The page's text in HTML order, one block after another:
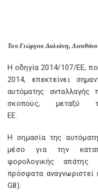
Του Γιώργου Δαλιάνη,
Η οδηγία 2014/107/ΕΕ,
2014, επεκτείνει
αυτόματης ανταλλαγής
σκοπούς,
Η σημασία της
μέσο για την
φορολογικής
πρόσφατα αναγνωριστεί
G8).